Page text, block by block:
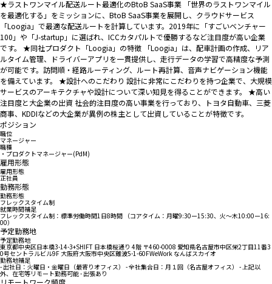
★ラストワンマイル配送ルート最適化のBtoB SaaS事業 「世界のラストワンマイル
を最適化する」をミッションに、BtoB SaaS事業を展開し、クラウドサービス
「Loogia」で最適な配送ルートを計算しています。2019年に「すごいベンチャー
100」や「J-startup」に選ばれ、ICCカタパルトで優勝するなど注目度が高い企業
です。 ★同社プロダクト「Loogia」の特徴 「Loogia」は、配車計画の作成、リア
ルタイム管理、ドライバーアプリを一貫提供し、走行データの学習で高精度な予測
が可能です。訪問順・経路ルーティング、ルート再計算、音声ナビゲーション機能
を備えています。 ★設計へのこだわり 設計に非常にこだわりを持つ企業で、大規模
サービスのアーキテクチャや設計について深い知見を得ることができます。 ★高い
注目度と大企業の出資 社会的注目度の高い事業を行っており、トヨタ自動車、三菱
商事、KDDIなどの大企業が異例の株主として出資していることが特徴です。
ポジション
職位
マネージャー
職種
・プロダクトマネージャー(PdM)
雇用形態
雇用形態
正社員
勤務形態
勤務形態
フレックスタイム制
就業時間補足
フレックスタイム制：標準労働時間1日8時間 （コアタイム：月曜9:30ー15:30、火〜木10:00ー16:
00）
予定勤務地
予定勤務地
東京都中央区日本橋3-14-3+SHIFT 日本橋桜通り 4階 〒460-0008 愛知県名古屋市中区栄2丁目11番3
0号セントラルビル9F 大阪府大阪市中央区難波5-1-60FWeWork なんばスカイオ
勤務地補足
- 出社日：火曜日・金曜日（最寄りオフィス） - 全社集合日：月１回（名古屋オフィス） - 上記以
外、在宅等リモート勤務可能 - 出張あり
リモートワーク頻度